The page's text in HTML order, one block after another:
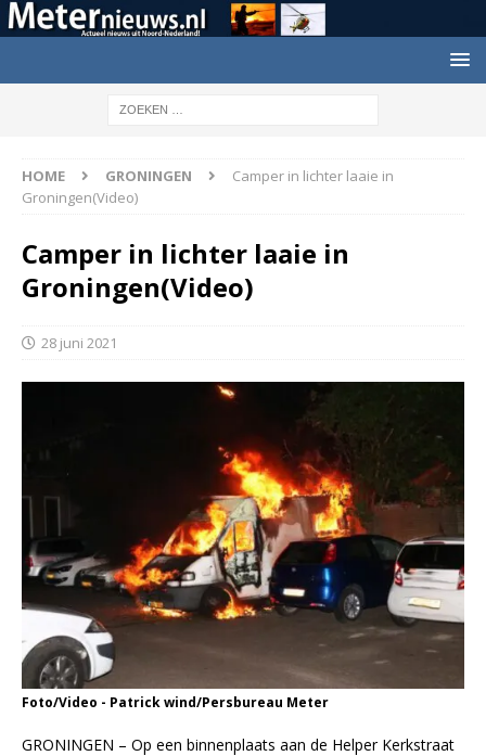
HOME GRONINGEN
Camper in lichter laaie in
Groningen(Video)
Camper in lichter laaie in
Groningen(Video)
28 juni 2021
Foto/Video - Patrick wind/Persbureau Meter
GRONINGEN – Op een binnenplaats aan de Helper Kerkstraat